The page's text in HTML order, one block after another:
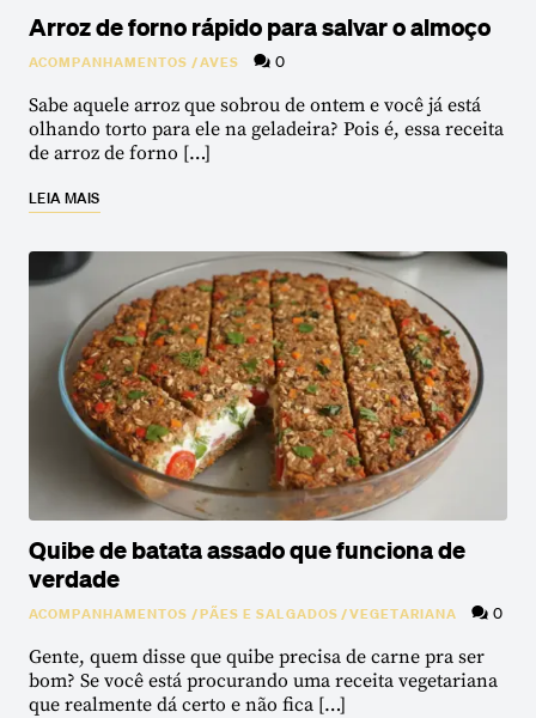
Arroz de forno rápido para salvar o almoço
ACOMPANHAMENTOS /AVES 0
Sabe aquele arroz que sobrou de ontem e você já está
olhando torto para ele na geladeira? Pois é, essa receita
de arroz de forno […]
LEIA MAIS
Quibe de batata assado que funciona de
verdade
ACOMPANHAMENTOS /PÃES E SALGADOS/VEGETARIANA 0
Gente, quem disse que quibe precisa de carne pra ser
bom? Se você está procurando uma receita vegetariana
que realmente dá certo e não fica […]